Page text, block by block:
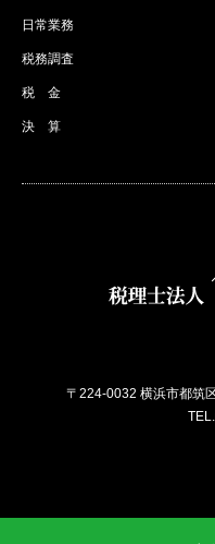
日常業務
税務調査
税 金
決 算
〒224-0032 横浜市都筑